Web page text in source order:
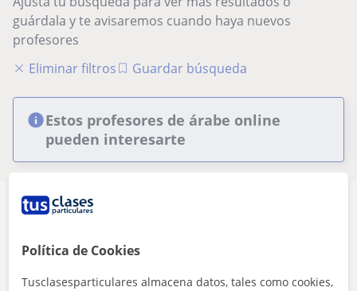
guárdala y te avisaremos cuando haya nuevos
profesores
Eliminar filtros
Guardar búsqueda
Estos profesores de árabe online
pueden interesarte
Seguridad
Política de Cookies
Tusclasesparticulares almacena datos, tales como cookies,